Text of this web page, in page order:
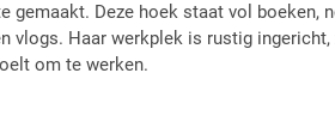
gemaakt. Deze hoek staat vol
vlogs. Haar werkplek is rustig
om te werken.